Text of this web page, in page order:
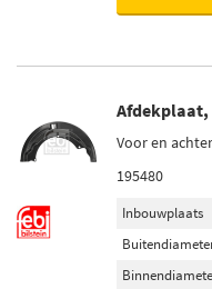
Afdekplaat,
Voor en achter
195480
Inbouwplaats